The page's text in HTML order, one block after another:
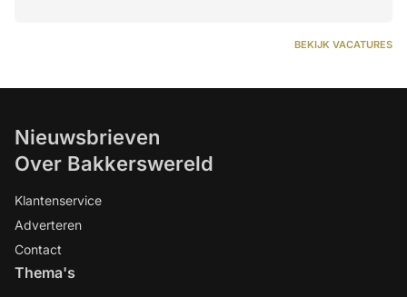
BEKIJK VACATURES
Nieuwsbrieven
Over Bakkerswereld
Klantenservice
Adverteren
Contact
Thema's